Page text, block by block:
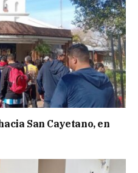
San Cayetano, en